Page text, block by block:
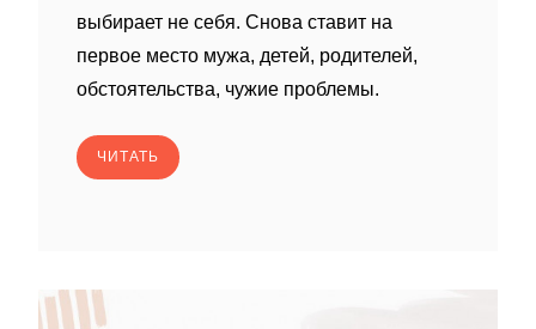
выбирает не себя. Снова ставит на
первое место мужа, детей, родителей,
обстоятельства, чужие проблемы.
ЧИТАТЬ